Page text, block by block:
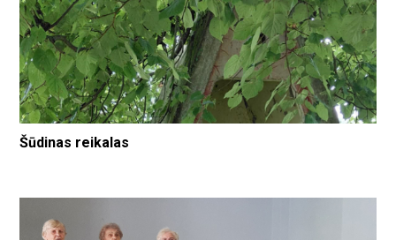
Šūdinas reikalas